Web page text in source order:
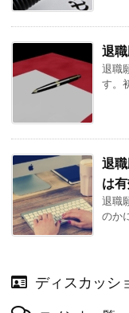
退
退職
す。
退
は
退職
のか
ディスカッシ